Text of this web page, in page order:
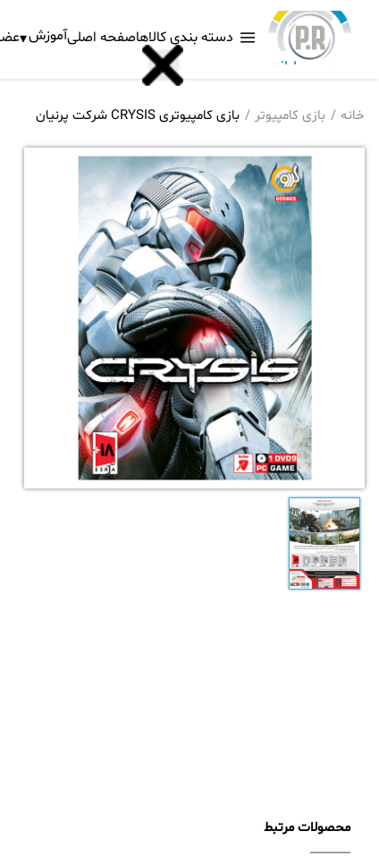
دسته بندی کالاهاصفحه اصلیآموزش
خانه بازی کامپیوتر بازی کامپیوتری CRYSIS شرکت پرنیان
محصولات مرتبط